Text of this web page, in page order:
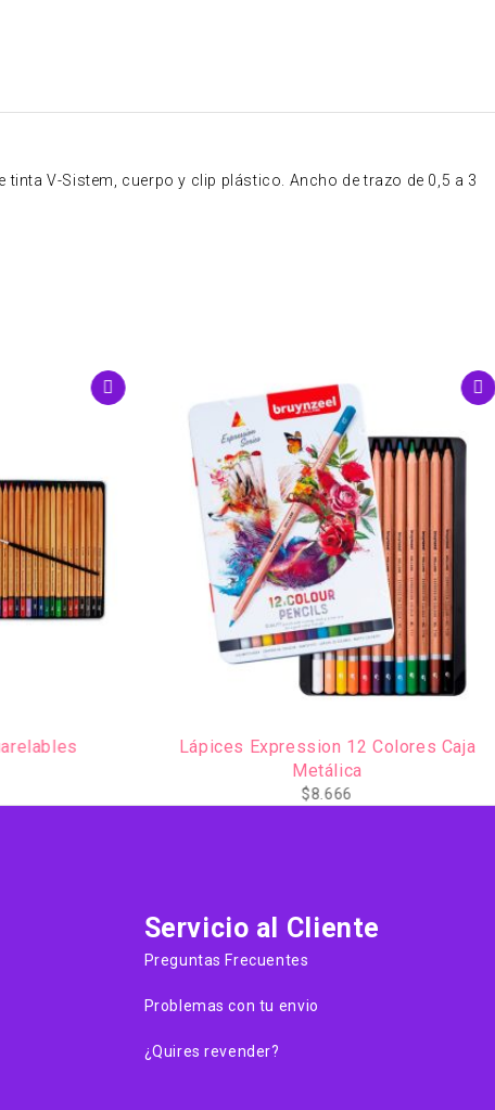
V-Sistem, cuerpo y clip plástico. Ancho de trazo de 0,5 a 3
Lápices Expression 12 Colores Caja
Metálica
$8.666
Servicio al Cliente
Preguntas Frecuentes
Problemas con tu envio
¿Quires revender?